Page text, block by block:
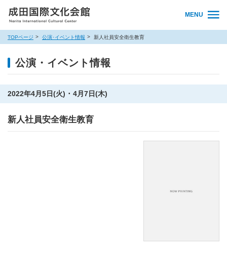
MENU
TOPページ 公演･イベント情報 新人社員安全衛生教育
公演・イベント情報
2022年4月5日(火) ･ 4月7日(木)
新人社員安全衛生教育